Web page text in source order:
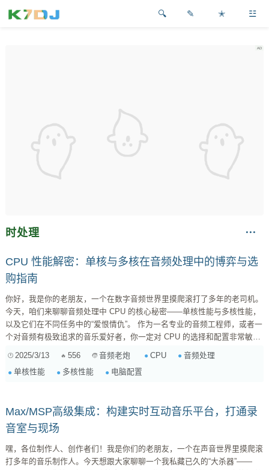
✎ ✭ ☳
时处理
CPU 性能解密：单核与多核在音频处理中的博弈与选
购指南
你好，我是你的老朋友，一个在数字音频世界里摸爬滚打了多年的老司机。
今天，咱们来聊聊音频处理中 CPU 的核心秘密——单核性能与多核性能，
以及它们在不同任务中的“爱恨情仇”。 作为一名专业的音频工程师，或者一
个对音频有极致追求的音乐爱好者，你一定对 CPU 的选择和配置非常敏
量。市面上 CPU 种类繁多，参数复杂，什么核心数、线程数、主频、睿
频…… 搞得人头都大了。 别慌，今天咱们就深入浅出地剖析一下，让你对
2025/3/13 556 音频老炮 CPU
音频处理
单核性能
多核性能 电脑配置
Max/MSP高级集成：构建实时互动音乐平台，打通录
音室与现场
嘿，各位制作人、创作者们！我是你们的老朋友，一个在声音世界里摸爬滚
打多年的音乐制作人。今天想跟大家聊聊一个我私藏已久的“大杀器”——